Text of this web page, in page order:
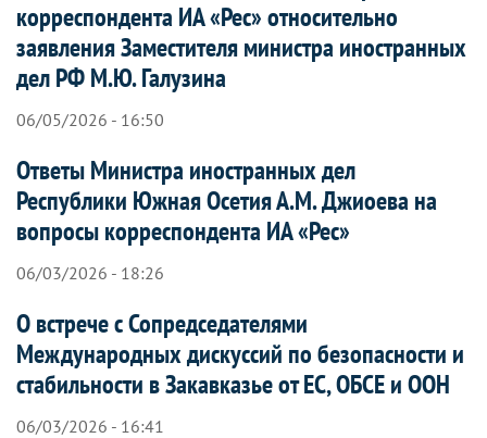
корреспондента ИА «Рес» относительно
заявления Заместителя министра иностранных
дел РФ М.Ю. Галузина
06/05/2026 - 16:50
Ответы Министра иностранных дел
Республики Южная Осетия А.М. Джиоева на
вопросы корреспондента ИА «Рес»
06/03/2026 - 18:26
О встрече с Сопредседателями
Международных дискуссий по безопасности и
стабильности в Закавказье от ЕС, ОБСЕ и ООН
06/03/2026 - 16:41